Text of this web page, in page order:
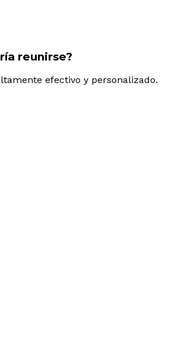
reunirse?
efectivo y personalizado.